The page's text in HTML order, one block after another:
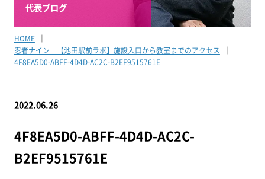
代表ブログ
HOME
忍者ナイン 【池田駅前ラボ】施設入口から教室までのアクセス
4F8EA5D0-ABFF-4D4D-AC2C-B2EF9515761E
2022.06.26
4F8EA5D0-ABFF-4D4D-AC2C-
B2EF9515761E